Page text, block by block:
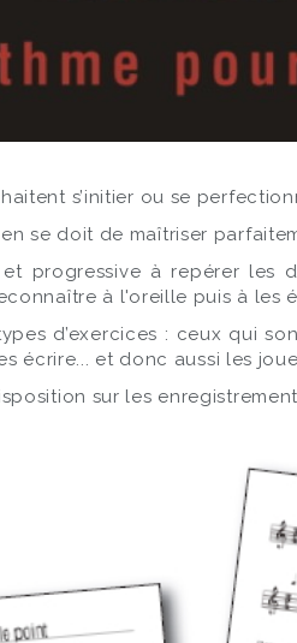
s’initier ou se
se doit de maîtriser
progressive à repérer les
à l'oreille puis à les
d’exercices : ceux qui
écrire... et donc aussi les
sur les